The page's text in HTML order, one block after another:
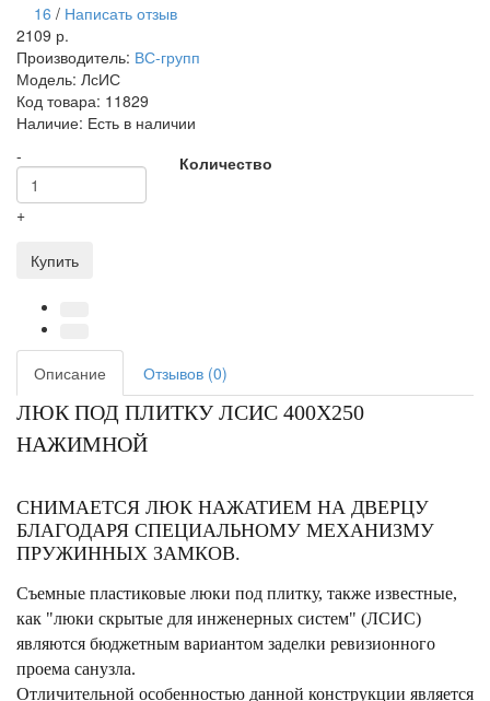
16 / Написать отзыв
2109 р.
Производитель: ВС-групп
Модель: ЛсИС
Код товара: 11829
Наличие: Есть в наличии
Количество
-
+
Купить
Описание Отзывов (0)
ЛЮК ПОД ПЛИТКУ ЛСИС 400Х250
НАЖИМНОЙ
СНИМАЕТСЯ ЛЮК НАЖАТИЕМ НА ДВЕРЦУ
БЛАГОДАРЯ СПЕЦИАЛЬНОМУ МЕХАНИЗМУ
ПРУЖИННЫХ ЗАМКОВ.
Съемные пластиковые люки под плитку, также известные,
как "люки скрытые для инженерных систем" (ЛСИС)
являются бюджетным вариантом заделки ревизионного
проема санузла.
Отличительной особенностью данной конструкции является